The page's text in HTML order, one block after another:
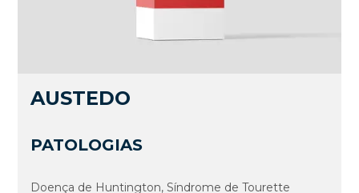
AUSTEDO
PATOLOGIAS
Doença de Huntington, Síndrome de Tourette